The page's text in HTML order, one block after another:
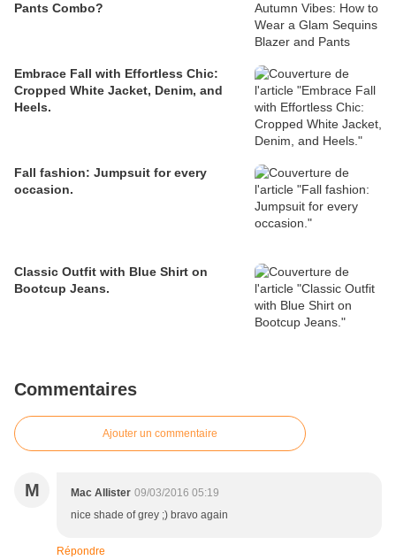
Pants Combo?
Embrace Fall with Effortless Chic:
Cropped White Jacket, Denim, and
Heels.
Fall fashion: Jumpsuit for every
occasion.
Classic Outfit with Blue Shirt on
Bootcup Jeans.
Commentaires
Ajouter un commentaire
M Mac Allister 09/03/2016 05:19
nice shade of grey ;) bravo again
Répondre